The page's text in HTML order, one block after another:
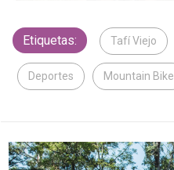
Etiquetas: Tafí Viejo
Deportes Mountain Bike